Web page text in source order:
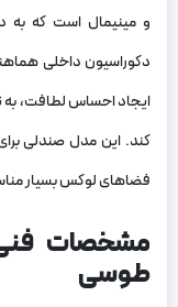
و مینیمال است که به
دکوراسیون داخلی
ایجاد احساس لطافت،
کند. این مدل صندلی
فضاهای لوکس بسیار
مشخصات
طوسی